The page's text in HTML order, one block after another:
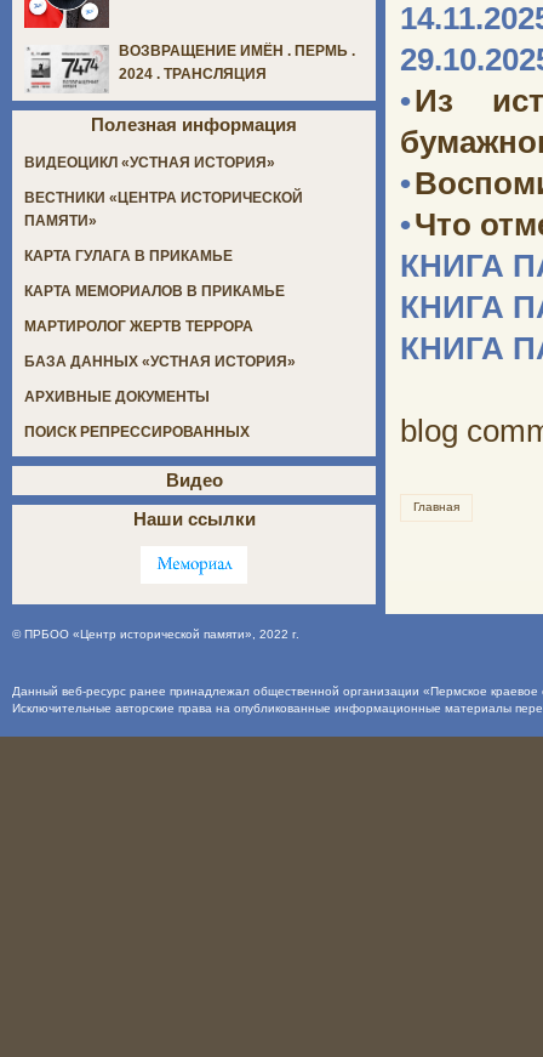
•Из
•
•Что
КНИГА
КНИГА
КНИГА
blog
Главная
ВОЗВРАЩЕНИЕ ИМЁН . ПЕРМЬ .
2024 . ТРАНСЛЯЦИЯ
Полезная информация
ВИДЕОЦИКЛ «УСТНАЯ ИСТОРИЯ»
ВЕСТНИКИ «ЦЕНТРА ИСТОРИЧЕСКОЙ
ПАМЯТИ»
КАРТА ГУЛАГА В ПРИКАМЬЕ
КАРТА МЕМОРИАЛОВ В ПРИКАМЬЕ
МАРТИРОЛОГ ЖЕРТВ ТЕРРОРА
БАЗА ДАННЫХ «УСТНАЯ ИСТОРИЯ»
АРХИВНЫЕ ДОКУМЕНТЫ
ПОИСК РЕПРЕССИРОВАННЫХ
Видео
Наши ссылки
©ПРБОО «Центр исторической памяти», 2022 г.
Данный веб-ресурс ранее принадлежал общественной организации «Пермское
Исключительные авторские права на опубликованные информационные материалы